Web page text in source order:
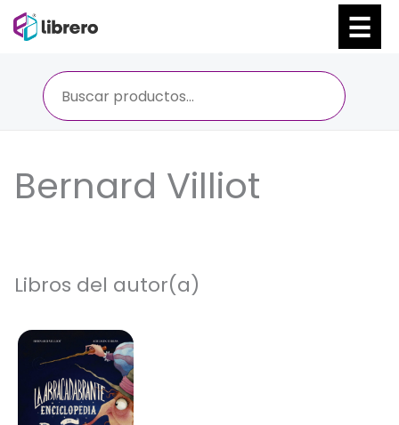
Bernard Villiot
Libros del autor(a)